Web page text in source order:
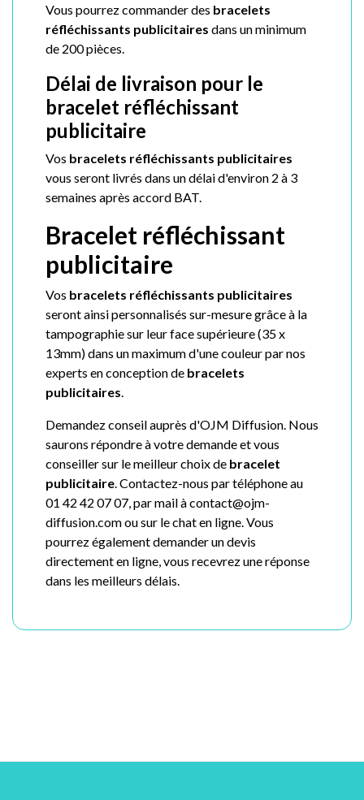
Vous pourrez commander des bracelets
réfléchissants publicitaires dans un minimum
de 200 pièces.
Délai de livraison pour le
bracelet réfléchissant
publicitaire
Vos bracelets réfléchissants publicitaires
vous seront livrés dans un délai d'environ 2 à 3
semaines après accord BAT.
Bracelet réfléchissant
publicitaire
Vos bracelets réfléchissants publicitaires
seront ainsi personnalisés sur-mesure grâce à la
tampographie sur leur face supérieure (35 x
13mm) dans un maximum d'une couleur par nos
experts en conception de bracelets
publicitaires
Demandez conseil auprès d'OJM Diffusion. Nous
saurons répondre à votre demande et vous
conseiller sur le meilleur choix de bracelet
publicitaire . Contactez-nous par téléphone au
01 42 42 07 07, par mail à contact@ojm-
diffusion.com ou sur le chat en ligne. Vous
pourrez également demander un devis
directement en ligne, vous recevrez une réponse
dans les meilleurs délais.